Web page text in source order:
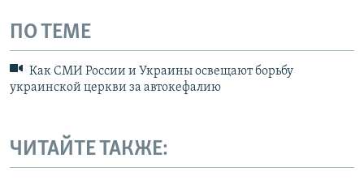
ПО ТЕМЕ
Как СМИ России и Украины освещают борьбу
украинской церкви за автокефалию
ЧИТАЙТЕ ТАКЖЕ: